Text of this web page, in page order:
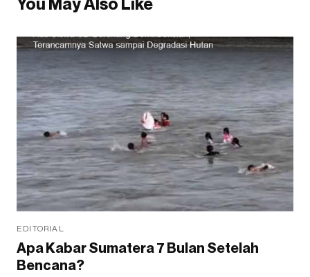
EDITORIAL
Apa Kabar Sumatera 7 Bulan Setelah
Bencana?